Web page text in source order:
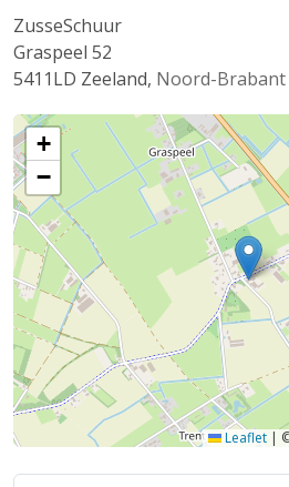
ZusseSchuur
Graspeel 52
5411LD Zeeland, Noord-Brabant
+
−
Leaflet |